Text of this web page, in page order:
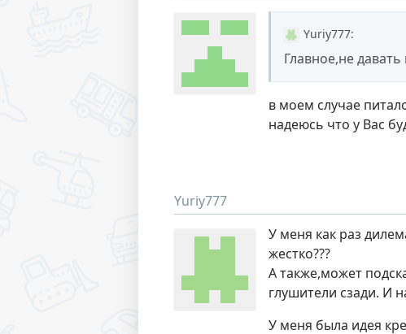
Yuriy777:
Главное,не
в моем случае
надеюсь что у Вас
Yuriy777
У меня как раз
жестко???
А также,может
глушители сзади. И
У меня была идея